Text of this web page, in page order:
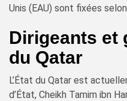
Unis (EAU) sont fixées
Dirigeants et
du Qatar
L’État du Qatar est
d’État, Cheikh Tamim ibn